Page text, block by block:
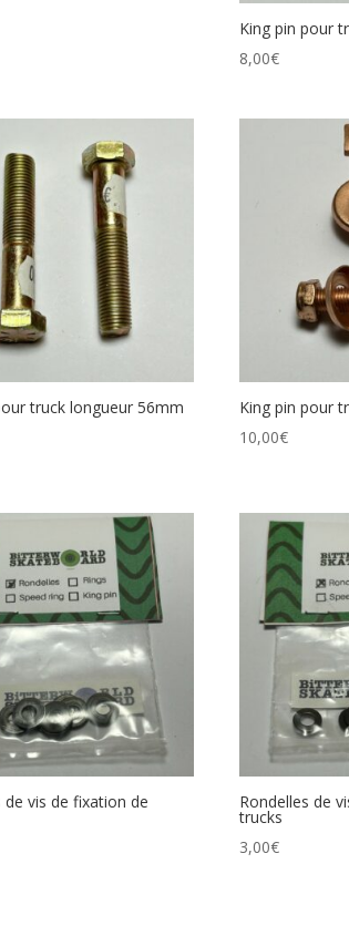
King pin pour
8,00€
truck longueur 56mm
King pin pour
10,00€
de vis de fixation de Rondelles de
trucks
3,00€